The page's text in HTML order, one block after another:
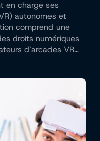
en charge ses
autonomes et
comprend une
droits numériques
d’arcades VR…